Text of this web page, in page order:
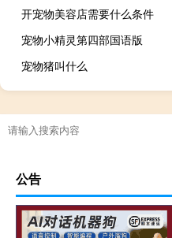
开宠物美容店需要什么条件
宠物小精灵第四部国语版
宠物猪叫什么
公告